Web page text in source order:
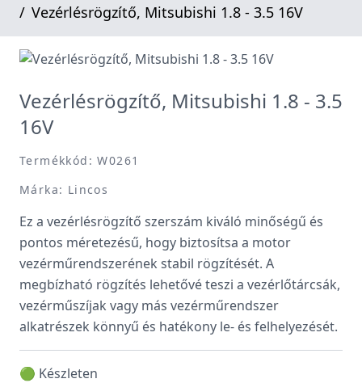
Vezérlésrögzítő, Mitsubishi 1.8 - 3.5 16V
Vezérlésrögzítő, Mitsubishi 1.8 - 3.5
16V
Termékkód: W0261
Márka: Lincos
Ez a vezérlésrögzítő szerszám kiváló minőségű és
pontos méretezésű, hogy biztosítsa a motor
vezérműrendszerének stabil rögzítését. A
megbízható rögzítés lehetővé teszi a vezérlőtárcsák,
vezérműszíjak vagy más vezérműrendszer
alkatrészek könnyű és hatékony le- és felhelyezését.
🟢 Készleten